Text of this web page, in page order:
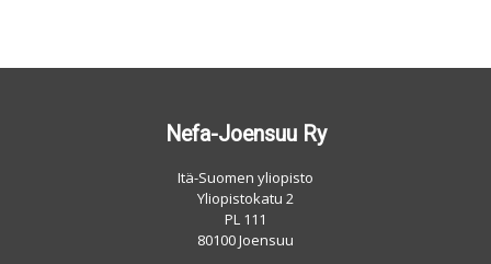
Nefa-Joensuu Ry
Itä-Suomen yliopisto
Yliopistokatu 2
PL 111
80100 Joensuu